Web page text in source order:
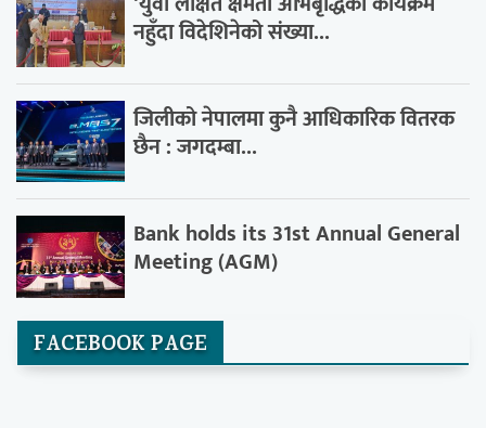
नहुँदा विदेशिनेको संख्या...
जिलीको नेपालमा कुनै आधिकारिक वितरक
छैन : जगदम्बा...
Bank holds its 31st Annual General
Meeting (AGM)
FACEBOOK PAGE